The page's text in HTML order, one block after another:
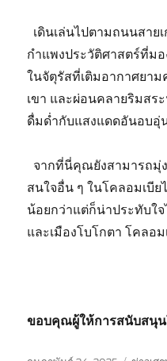
เดินเล่นไปตามถนนสาย
กำแพงประวัติศาสตร์ที่ม
ในจัตุรัสที่เติมอากาศยาม
เขา และผ่อนคลายริมส
ดื่มด่ำกับแสงแดดอันอบอุ่
จากที่นี่คุณยังสามารถมุ่
สนใจอื่น ๆ ในโคลอมเบีย
น้อยกว่าแต่ก็น่าประทับใ
และเมืองโบโกตา โคลอ
ขอบคุณผู้ให้การสนับส